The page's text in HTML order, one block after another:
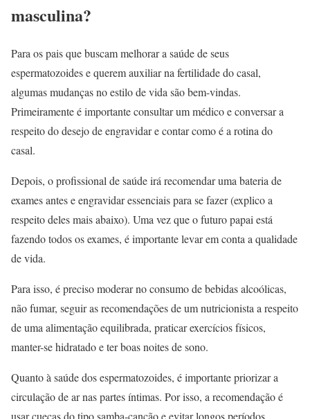
masculina?
Para os pais que buscam melhorar a saúde de seus
espermatozoides e querem auxiliar na fertilidade do casal,
algumas mudanças no estilo de vida são bem-vindas.
Primeiramente é importante consultar um médico e conversar a
respeito do desejo de engravidar e contar como é a rotina do
casal.
Depois, o profissional de saúde irá recomendar uma bateria de
exames antes e engravidar essenciais para se fazer (explico a
respeito deles mais abaixo). Uma vez que o futuro papai está
fazendo todos os exames, é importante levar em conta a qualidade
de vida.
Para isso, é preciso moderar no consumo de bebidas alcoólicas,
não fumar, seguir as recomendações de um nutricionista a respeito
de uma alimentação equilibrada, praticar exercícios físicos,
manter-se hidratado e ter boas noites de sono.
Quanto à saúde dos espermatozoides, é importante priorizar a
circulação de ar nas partes íntimas. Por isso, a recomendação é
usar cuecas do tipo samba-canção e evitar longos períodos